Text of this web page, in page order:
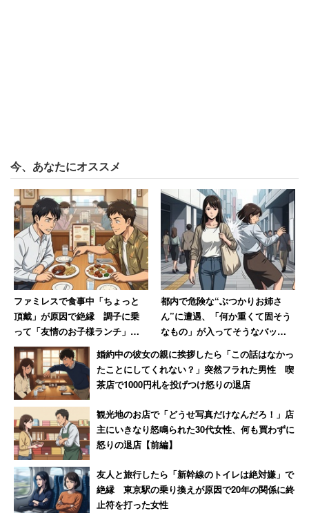
一方で、トピックには、「さすがに35歳は行き遅れだと思
う」という声も少なくありません。
「35ならその言葉が普通に使われていた時代からし
たら、十分行き遅れ」
「いくら時代が変わっても、やはり出産適齢期を考
えれば35以降が行き遅れというのは、あながち間違
いではない」
など、確かに結婚は個人の自由だけれど、出産年齢や親の
立場で考えると「30代前半までには結婚したほうがいい」
という意見が目立ちました。厚労省の「人口動態統計
（2019年）」によれば、妻の初婚年齢は1995年で26.3歳
ですが、2019年は29.6歳となっています。ギリギリ20
代、30歳前後で結婚する人が多いことがうかがえます。
ただ、「都内だとそのくらいで行き遅れなんて言われない
今、あなたにオススメ
ファミレスで食事中「ちょっと
頂戴」が原因で絶縁 調子に乗
って「友情のお子様ランチ」を
作ってSNSで“プチバズ”した友
人の末路
都内で危険な“ぶつかりお姉さ
ん”に遭遇、「何か重くて固そう
なもの」が入ってそうなバッグ
種」と語る40代男性
婚約中の彼女の親に挨拶したら「この話はなかっ
たことにしてくれない？」突然フラれた男性 喫
茶店で1000円札を投げつけ怒りの退店
観光地のお店で「どうせ写真だけなんだろ！」店
主にいきなり怒鳴られた30代女性、何も買わずに
怒りの退店【前編】
友人と旅行したら「新幹線のトイレは絶対嫌」で
絶縁 東京駅の乗り換えが原因で20年の関係に終
止符を打った女性